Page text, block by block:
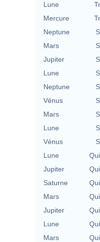
Lune
Mercure
Neptune
Mars
Jupiter
Lune
Neptune
Vénus
Mars
Lune
Vénus
Lune
Jupiter
Saturne
Mars
Jupiter
Lune
Mars